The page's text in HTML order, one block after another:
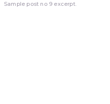
Sample post no 9 excerpt.